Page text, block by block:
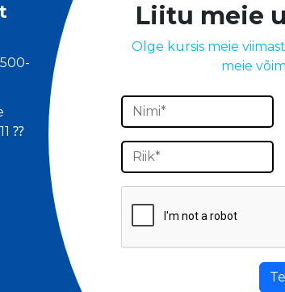
⁇
Liitu meie
Olge kursis meie
meie